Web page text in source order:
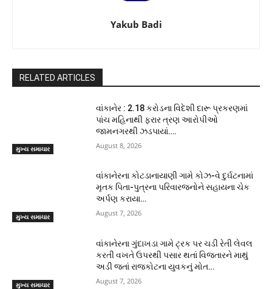
Yakub Badi
RELATED ARTICLES
મુખ્ય સમાચાર
વાંકાનેર : 2.18 કરોડના વિદેશી દારૂ પ્રકરણમાં
પાંચ મહિનાથી ફરાર ત્રણ આરોપીઓ
જામનગરથી ઝડપાયાં….
August 8, 2026
મુખ્ય સમાચાર
વાંકાનેરના કોટડાનાયાણી ગામે કોઝ-વે દુર્ઘટનામાં
મૃતક પિતા-પુત્રના પરિવારજનોને સહાયના ચેક
અર્પણ કરાયા…
August 7, 2026
મુખ્ય સમાચાર
વાંકાનેરના ગુંદાખડા ગામે ટ્રક પર ચડી રેતી લેવલ
કરતી વખતે ઉપરથી પસાર થતાં વિજતારને માથું
અડી જતાં રાજકોટના યુવકનું મોત…
August 7, 2026